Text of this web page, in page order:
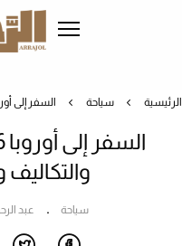
الرئيسية سياحة السفر إلى أوروبا 2026.. أفضل الوجهات والتكاليف
والتكاليف
سياحة عبد